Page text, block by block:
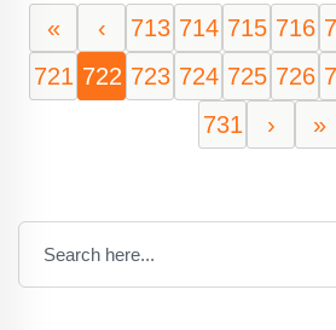
« ‹ 713 714 715 716
721 722 723 724 725 726
731
› »